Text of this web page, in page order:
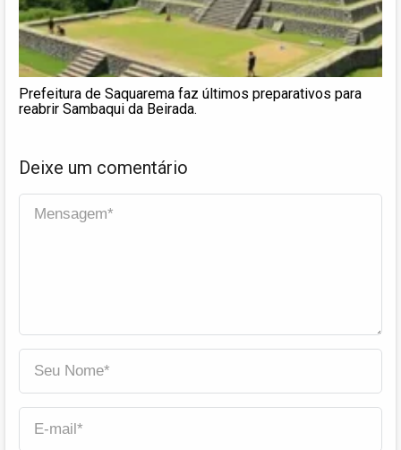
Prefeitura de Saquarema faz últimos preparativos para
reabrir Sambaqui da Beirada.
Deixe um comentário